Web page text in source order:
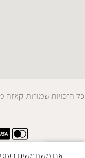
כל הזכויות שמורות קאזה מייה © 2025 |
אנו משתמשים